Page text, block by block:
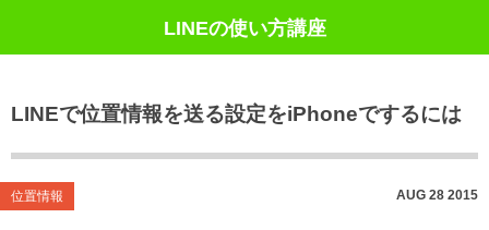
LINEの使い方講座
LINEで位置情報を送る設定をiPhoneでするには
位置情報 AUG 28 2015